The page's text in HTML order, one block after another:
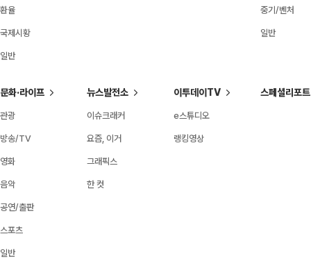
환율
국제시황
일반
중기/벤처
일반
문화·라이프
관광
방송/TV
영화
음악
공연/출판
스포츠
일반
뉴스발전소
이슈크래커
요즘, 이거
그래픽스
한 컷
이투데이TV
e스튜디오
랭킹영상
스페셜리포트